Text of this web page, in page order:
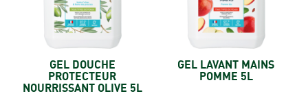
GEL DOUCHE
PROTECTEUR
NOURRISSANT OLIVE 5L
GEL LAVANT MAINS
POMME 5L